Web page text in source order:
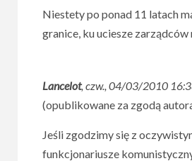
Niestety po ponad 11 latach
granice, ku uciesze
Lancelot, czw., 04/03/2010
(opublikowane za zgodą
Jeśli zgodzimy się z
funkcjonariusze